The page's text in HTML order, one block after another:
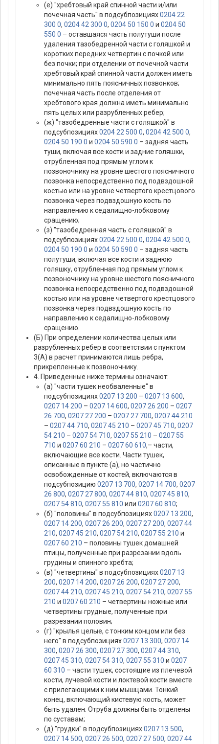
(е) "хребтовый край спинной части и/или
почечная часть" в подсубпозициях0204 22
300 0, 0204 42 300 0, 0204 50 150 0 и 0204 50
550 0 – оставшаяся часть полутуши после
удаления тазобедренной части с голяшкой и
коротких передних четвертин с почкой или
без почки; при отделении от почечной части
хребтовый край спинной части должен иметь
минимально пять поясничных позвонков;
почечная часть после отделения от
хребтового края должна иметь минимально
пять целых или разрубленных ребер;
(ж) "тазобедренные части с голяшкой" в
подсубпозициях0204 22 500 0, 0204 42 500 0,
0204 50 190 0 и 0204 50 590 0 – задняя часть
туши, включая все кости и задние голяшки,
отрубленная под прямым углом к
позвоночнику на уровне шестого поясничного
позвонка непосредственно под подвздошной
костью или на уровне четвертого крестцового
позвонка через подвздошную кость по
направлению к седалищно-лобковому
сращению;
(з) "тазобедренная часть с голяшкой" в
подсубпозициях0204 22 500 0, 0204 42 500 0,
0204 50 190 0 и 0204 50 590 0 – задняя часть
полутуши, включая все кости и заднюю
голяшку, отрубленная под прямым углом к
позвоночнику на уровне шестого поясничного
позвонка непосредственно под подвздошной
костью или на уровне четвертого крестцового
позвонка через подвздошную кость по
направлению к седалищно-лобковому
сращению.
(Б) При определении количества целых или
разрубленных ребер в соответствии с пунктом
3(А) в расчет принимаются лишь ребра,
прикрепленные к позвоночнику.
4. Приведенные ниже термины означают:
(а) "части тушек необваленные" в
подсубпозициях0207 13 200 – 0207 13 600,
0207 14 200 – 0207 14 600, 0207 26 200 – 0207
26 700, 0207 27 200 – 0207 27 700, 0207 44 210
– 0207 44 710, 0207 45 210 – 0207 45 710, 0207
54 210 – 0207 54 710, 0207 55 210 – 0207 55
710 и 0207 60 210 – 0207 60 610,– части,
включающие все кости. Части тушек,
описанные в пункте (а), но частично
освобожденные от костей, включаются в
подсубпозицию 0207 13 700, 0207 14 700, 0207
26 800, 0207 27 800, 0207 44 810, 0207 45 810,
0207 54 810, 0207 55 810 или 0207 60 810;
(б) "половины" в подсубпозициях0207 13 200,
0207 14 200, 0207 26 200, 0207 27 200, 0207 44
210, 0207 45 210, 0207 54 210, 0207 55 210 и
0207 60 210 – половины тушек домашней
птицы, полученные при разрезании вдоль
грудины и спинного хребта;
(в) "четвертины" в подсубпозициях0207 13
200, 0207 14 200, 0207 26 200, 0207 27 200,
0207 44 210, 0207 45 210, 0207 54 210, 0207 55
210 и 0207 60 210 – четвертины ножные или
четвертины грудные, полученные при
разрезании половин;
(г) "крылья целые, с тонким концом или без
него" в подсубпозициях0207 13 300, 0207 14
300, 0207 26 300, 0207 27 300, 0207 44 310,
0207 45 310, 0207 54 310, 0207 55 310 и 0207
60 310 – части тушек, состоящие из плечевой
кости, лучевой кости и локтевой кости вместе
с прилегающими к ним мышцами. Тонкий
конец, включающий кистевую кость, может
быть удален. Отруба должны быть отделены
по суставам;
(д) "грудки" в подсубпозициях0207 13 500,
0207 14 500, 0207 26 500, 0207 27 500, 0207 44